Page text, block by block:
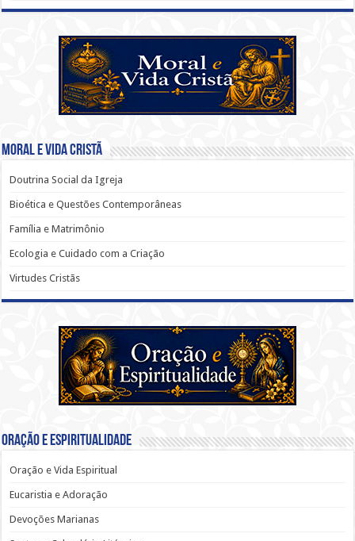
Moral e Vida Cristã
Doutrina Social da Igreja
Bioética e Questões Contemporâneas
Família e Matrimônio
Ecologia e Cuidado com a Criação
Virtudes Cristãs
Oração e Espiritualidade
Oração e Vida Espiritual
Eucaristia e Adoração
Devoções Marianas